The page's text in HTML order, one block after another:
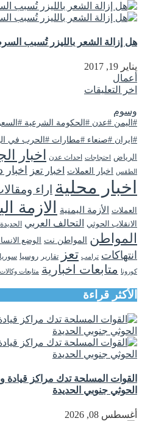
هل إزالة الشعر بالليزر تُسبب
يناير 19, 2017
أعمال
اخر التعليقات
وسوم
#اليمن #عدن #الحكومة الشرعية
#ايران #صنعاء #مطارات #الحرب في
الرياض
احتجاجات احداث عدن اخبار
الطقس
اخبار العملات اخبار تعز اخبار
اخبار محلية اراء
العملات الأزمة اليمنية الازمة
الانقلاب الحوثي التحالف العربي الحديدة
المواطن المواطن نت الوضع
انتهاكات ترامب تعز تقارير روسيا سوريا
كورونا متابعات اخبارية متابعات وكالات
الأكثر قراءة
القوات المسلحة تدك مراكز
الحوثي جنوبي الحديدة
أغسطس 08, 2026